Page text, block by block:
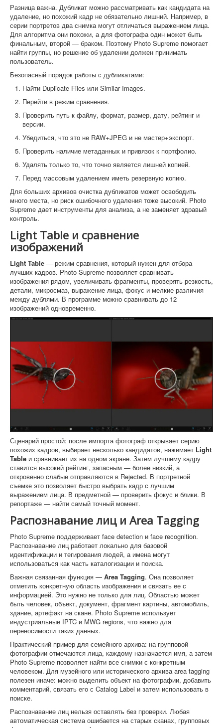
Разница важна. Дубликат можно рассматривать как кандидата на
удаление, но похожий кадр не обязательно лишний. Например, в
серии портретов два снимка могут отличаться выражением лица.
Для алгоритма они похожи, а для фотографа один может быть
финальным, второй — браком. Поэтому Photo Supreme помогает
найти группы, но решение об удалении должен принимать
пользователь.
Безопасный порядок работы с дубликатами:
Найти Duplicate Files или Similar Images.
Перейти в режим сравнения.
Проверить путь к файлу, формат, размер, дату, рейтинг и
версии.
Убедиться, что это не RAW+JPEG и не мастер+экспорт.
Проверить наличие метаданных и привязок к портфолио.
Удалять только то, что точно является лишней копией.
Перед массовым удалением иметь резервную копию.
Для больших архивов очистка дубликатов может освободить
много места, но риск ошибочного удаления тоже высокий. Photo
Supreme дает инструменты для анализа, а не заменяет здравый
контроль.
Light Table и сравнение
изображений
Light Table — режим сравнения, который нужен для отбора
лучших кадров. Photo Supreme позволяет сравнивать
изображения рядом, увеличивать фрагменты, проверять резкость,
детали, микросмаз, выражение лица, фокус и мелкие различия
между дублями. В программе можно сравнивать до 12
изображений одновременно.
Сценарий простой: после импорта фотограф открывает серию
похожих кадров, выбирает несколько кандидатов, нажимает Light
Table и сравнивает их на одном экране. Затем лучшему кадру
ставится высокий рейтинг, запасным — более низкий, а
откровенно слабые отправляются в Rejected. В портретной
съемке это позволяет быстро выбрать кадр с лучшим
выражением лица. В предметной — проверить фокус и блики. В
репортаже — найти самый точный момент.
Распознавание лиц и Area Tagging
Photo Supreme поддерживает face detection и face recognition.
Распознавание лиц работает локально для базовой
идентификации и тегирования людей, а имена могут
использоваться как часть каталогизации и поиска.
Важная связанная функция — Area Tagging. Она позволяет
отметить конкретную область изображения и связать ее с
информацией. Это нужно не только для лиц. Областью может
быть человек, объект, документ, фрагмент картины, автомобиль,
здание, артефакт на скане. Photo Supreme использует
индустриальные IPTC и MWG regions, что важно для
переносимости таких данных.
Практический пример для семейного архива: на групповой
фотографии отмечаются лица, каждому назначается имя, а затем
Photo Supreme позволяет найти все снимки с конкретным
человеком. Для музейного или исторического архива area tagging
полезен иначе: можно выделить объект на фотографии, добавить
комментарий, связать его с Catalog Label и затем использовать в
поиске.
Распознавание лиц нельзя оставлять без проверки. Любая
автоматическая система ошибается на старых сканах, групповых